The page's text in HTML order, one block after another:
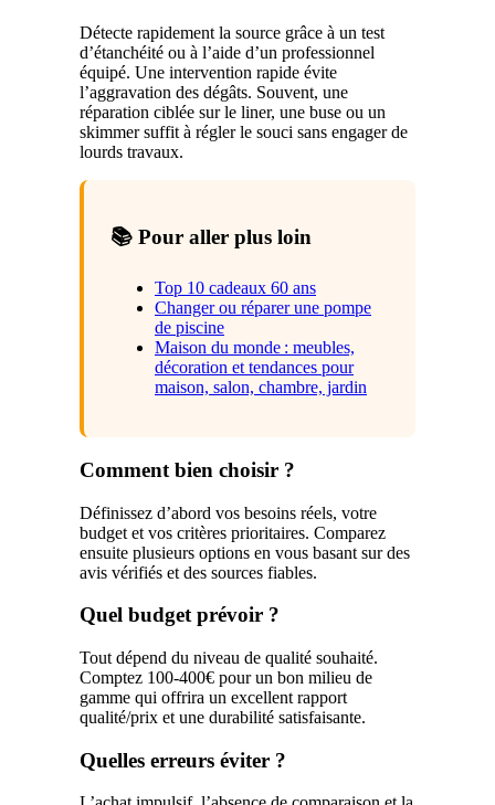
Détecte rapidement la source grâce à un test
d’étanchéité ou à l’aide d’un professionnel
équipé. Une intervention rapide évite
l’aggravation des dégâts. Souvent, une
réparation ciblée sur le liner, une buse ou un
skimmer suffit à régler le souci sans engager de
lourds travaux.
📚 Pour aller plus loin
Top 10 cadeaux 60 ans
Changer ou réparer une pompe
de piscine
Maison du monde : meubles,
décoration et tendances pour
maison, salon, chambre, jardin
Comment bien choisir ?
Définissez d’abord vos besoins réels, votre
budget et vos critères prioritaires. Comparez
ensuite plusieurs options en vous basant sur des
avis vérifiés et des sources fiables.
Quel budget prévoir ?
Tout dépend du niveau de qualité souhaité.
Comptez 100-400€ pour un bon milieu de
gamme qui offrira un excellent rapport
qualité/prix et une durabilité satisfaisante.
Quelles erreurs éviter ?